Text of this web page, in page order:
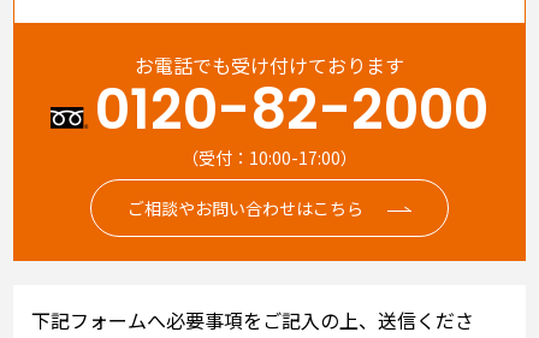
お電話でも受け付けております
0120-82-2000
（受付：10:00-17:00）
ご相談やお問い合わせはこちら
下記フォームへ必要事項をご記入の上、送信くださ